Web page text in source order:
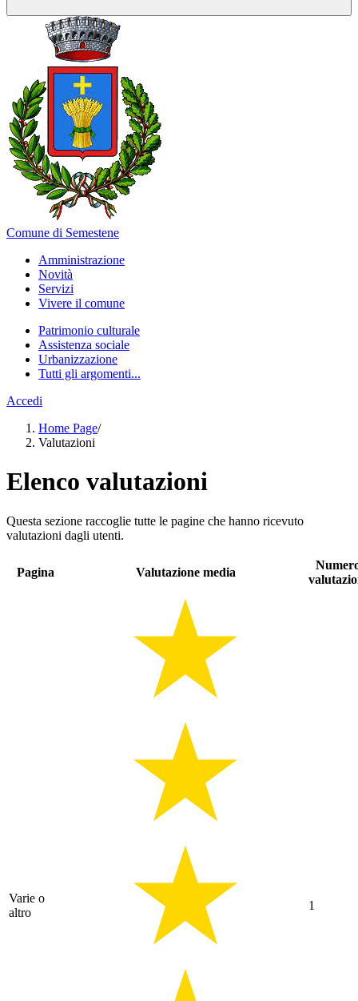
Comune di Semestene
Amministrazione
Novità
Servizi
Vivere il comune
Patrimonio culturale
Assistenza sociale
Urbanizzazione
Tutti gli argomenti...
Accedi
Home Page/
Valutazioni
Elenco valutazioni
Questa sezione raccoglie tutte le pagine che hanno ricevuto
valutazioni dagli utenti.
Pagina Valutazione media
Varie o
altro
1